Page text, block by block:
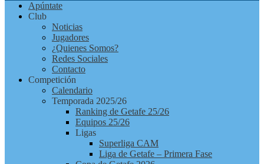
GetafeApúntate
Club
Noticias
Jugadores
¿Quienes Somos?
Redes Sociales
Contacto
Competición
Calendario
Temporada 2025/26
Ranking de Getafe 25/26
Equipos 25/26
Ligas
Superliga CAM
Liga de Getafe – Primera Fase